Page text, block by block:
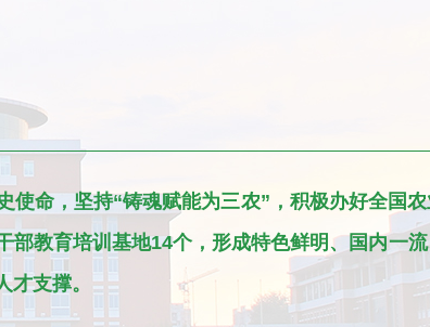
命，坚持“铸魂赋能为三农”，积极办好全国
教育培训基地14个，形成特色鲜明、国内一
支撑。